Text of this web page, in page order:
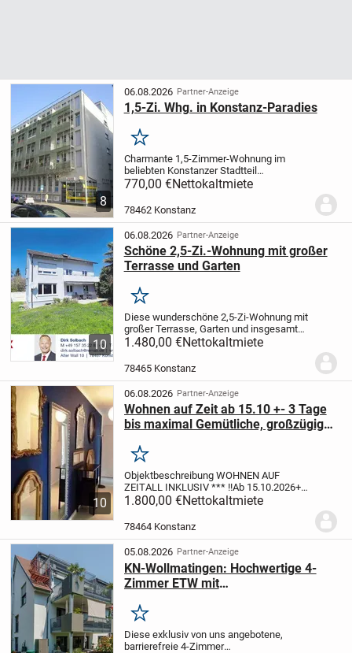
8
06.08.2026 Partner-Anzeige
1,5-Zi. Whg. in Konstanz-Paradies
Merken
Charmante 1,5-Zimmer-Wohnung im
beliebten Konstanzer Stadtteil
Paradies Diese charmante 1,5-Zimmer-
beliebten Konstanzer Stadtteils Paradies
770,00 €Nettokaltmiete
78462 Konstanz
10
06.08.2026 Partner-Anzeige
Schöne 2,5-Zi.-Wohnung mit großer
Terrasse und Garten
Merken
Diese wunderschöne 2,5-Zi-Wohnung mit
großer Terrasse, Garten und insgesamt
89 m² Wohnfläche befindet sich im
Dettingen, in einem gepflegten 3-
1.480,00 €Nettokaltmiete
78465 Konstanz
10
06.08.2026 Partner-Anzeige
Wohnen auf Zeit ab 15.10 +- 3 Tage
bis maximal Gemütliche, großzügige
Zi.- Wohnung, Balkon, Stellplatz
Merken
Objektbeschreibung WOHNEN AUF
ZEITALL INKLUSIV *** !!Ab 15.10.2026+-
3 Tage bis maximal Ende Ende März 2027
hübsche und zentral gelegene 2 Zimmer /
1.800,00 €Nettokaltmiete
78464 Konstanz
05.08.2026 Partner-Anzeige
KN-Wollmatingen: Hochwertige 4-
Zimmer ETW mit
1 TG-Stellplatz
Merken
Diese exklusiv von uns angebotene,
barrierefreie 4-Zimmer